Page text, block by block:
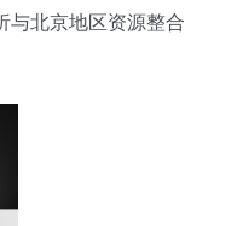
与北京地区资源整合